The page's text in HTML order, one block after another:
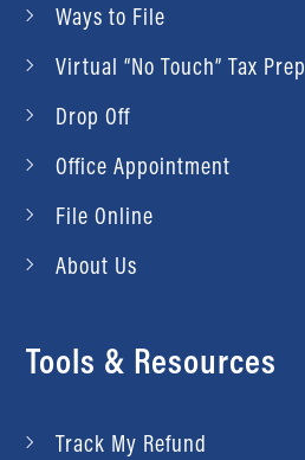
Ways to File
Virtual “No Touch” Tax Prep
Drop Off
Office Appointment
File Online
About Us
Tools & Resources
Track My Refund